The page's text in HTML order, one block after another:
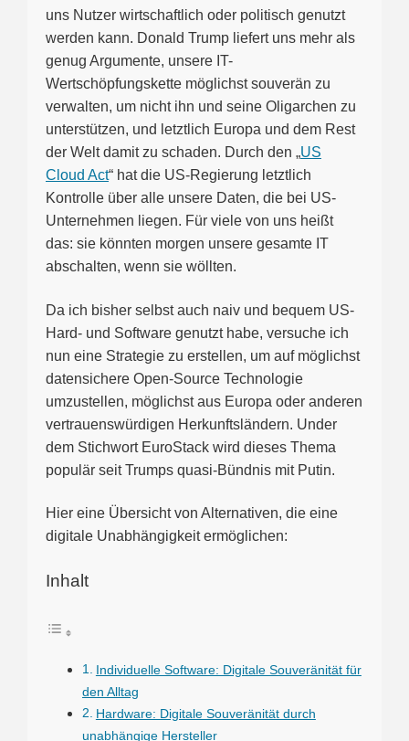
uns Nutzer wirtschaftlich oder politisch genutzt
werden kann. Donald Trump liefert uns mehr als
genug Argumente, unsere IT-
Wertschöpfungskette möglichst souverän zu
verwalten, um nicht ihn und seine Oligarchen zu
unterstützen, und letztlich Europa und dem Rest
der Welt damit zu schaden. Durch den „US
Cloud Act“ hat die US-Regierung letztlich
Kontrolle über alle unsere Daten, die bei US-
Unternehmen liegen. Für viele von uns heißt
das: sie könnten morgen unsere gesamte IT
abschalten, wenn sie wöllten.
Da ich bisher selbst auch naiv und bequem US-
Hard- und Software genutzt habe, versuche ich
nun eine Strategie zu erstellen, um auf möglichst
datensichere Open-Source Technologie
umzustellen, möglichst aus Europa oder anderen
vertrauenswürdigen Herkunftsländern. Under
dem Stichwort EuroStack wird dieses Thema
populär seit Trumps quasi-Bündnis mit Putin.
Hier eine Übersicht von Alternativen, die eine
digitale Unabhängigkeit ermöglichen:
Inhalt
Individuelle Software: Digitale Souveränität für
den Alltag
Hardware: Digitale Souveränität durch
unabhängige Hersteller